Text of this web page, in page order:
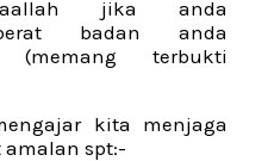
jika anda
berat badan anda
(memang terbukti
kita menjaga
spt:-